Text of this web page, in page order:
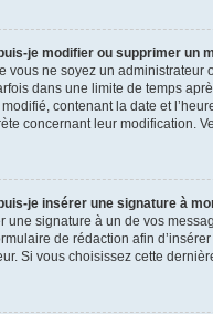
je modifier ou supprimer un
vous ne soyez un administrateur
dans une limite de temps
modifié, contenant la date et
concernant leur modification.
je insérer une signature à
une signature à un de vos
de rédaction afin
Si vous choisissez cette